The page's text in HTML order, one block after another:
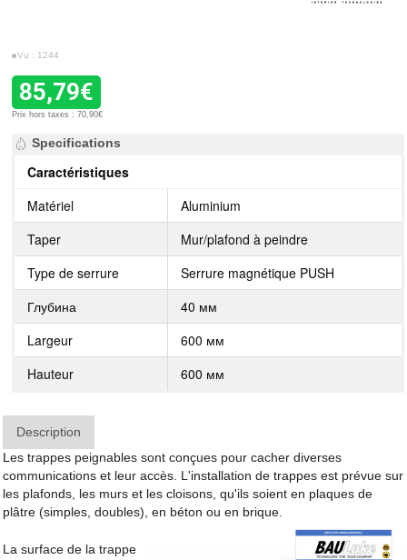
Vu : 1244
85,79€
Prix hors taxes : 70,90€
Specifications
Caractéristiques
Matériel
Aluminium
Taper
Mur/plafond à peindre
Type de serrure
Serrure magnétique PUSH
Глубина
40 мм
Largeur
600 мм
Hauteur
600 мм
Description
Les trappes peignables sont conçues pour cacher diverses
communications et leur accès. L'installation de trappes est prévue sur
les plafonds, les murs et les cloisons, qu'ils soient en plaques de
plâtre (simples, doubles), en béton ou en brique.
La surface de la trappe